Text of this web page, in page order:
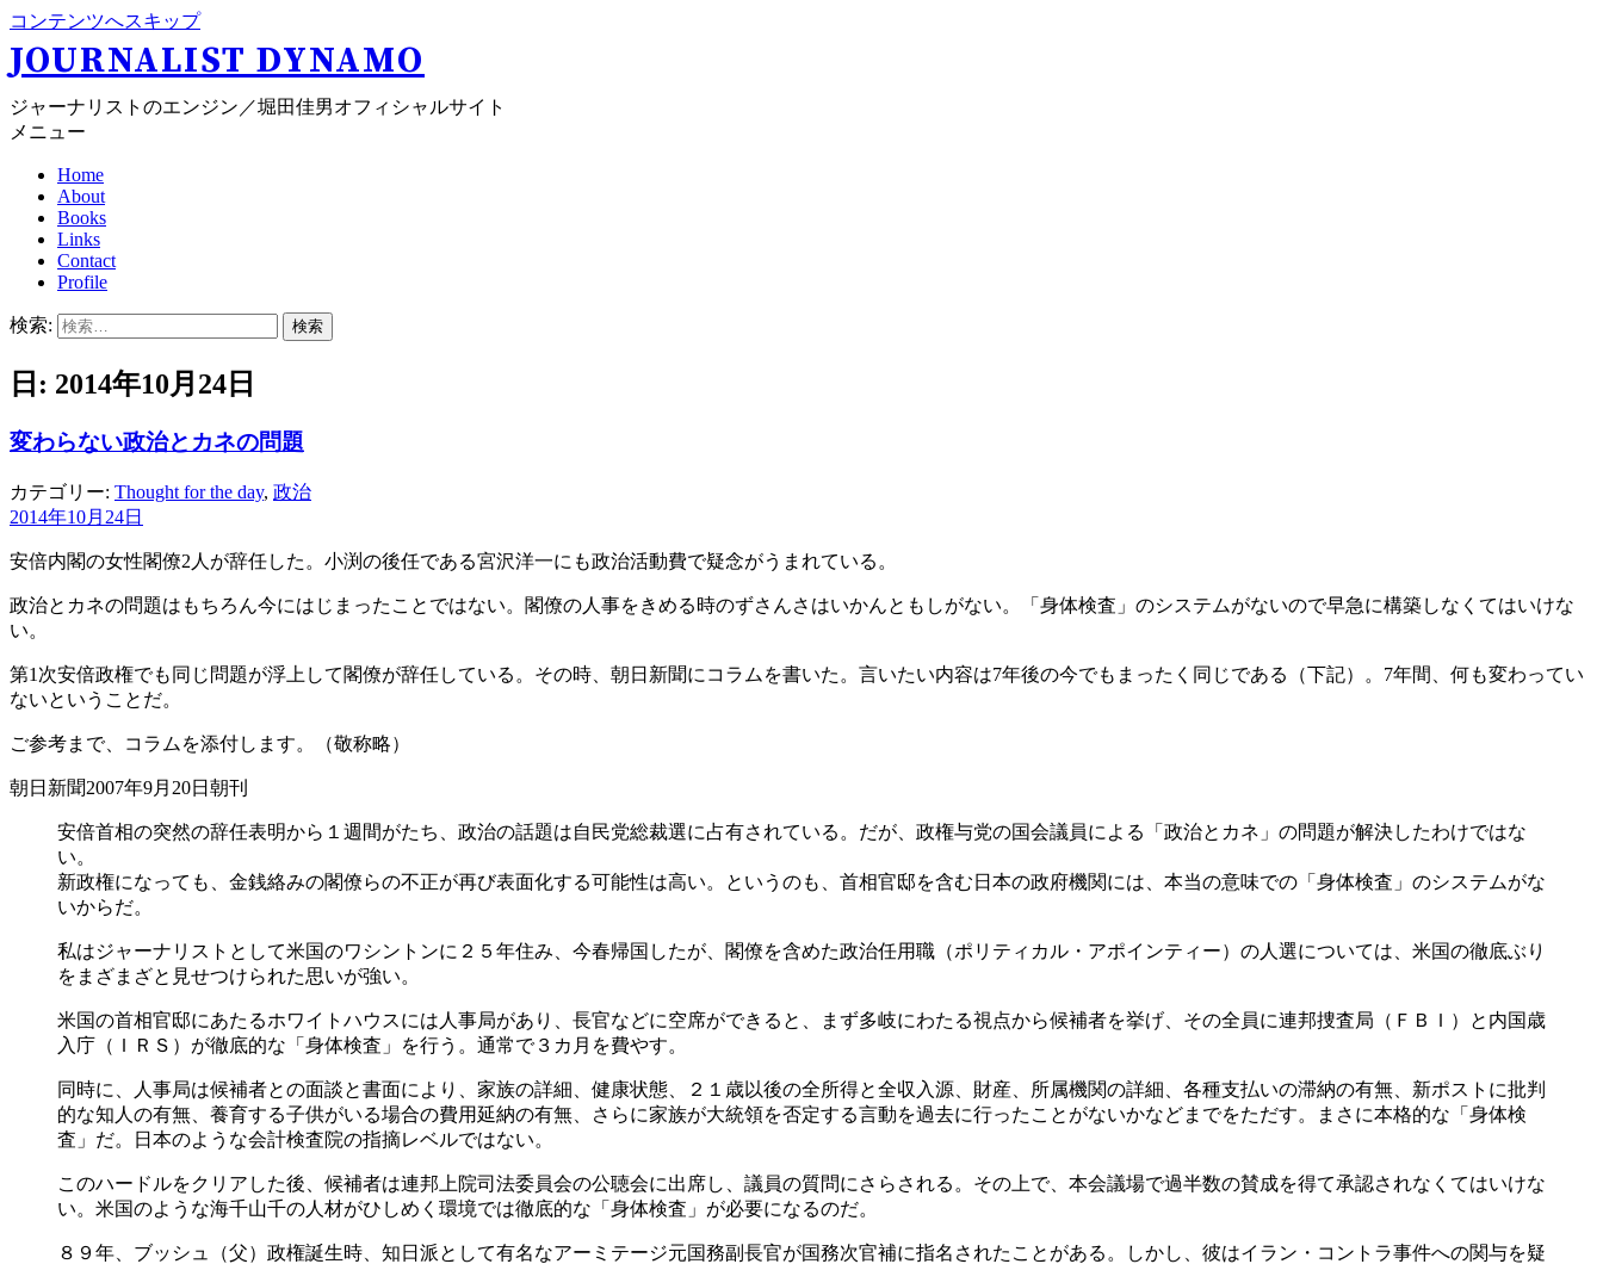
コンテンツへスキップ
JOURNALIST DYNAMO
ジャーナリストのエンジン／堀田佳男オフィシャルサイト
メニュー
Home
About
Books
Links
Contact
Profile
検索:
日: 2014年10月24日
変わらない政治とカネの問題
カテゴリー: Thought for the day, 政治
2014年10月24日
安倍内閣の女性閣僚2人が辞任した。小渕の後任である宮沢洋一にも政治活動費で疑念がうまれている。
政治とカネの問題はもちろん今にはじまったことではない。閣僚の人事をきめる時のずさんさはいかんともしがない。「身体検査」のシステムがないので早急に構築しなくてはいけな
い。
第1次安倍政権でも同じ問題が浮上して閣僚が辞任している。その時、朝日新聞にコラムを書いた。言いたい内容は7年後の今でもまったく同じである（下記）。7年間、何も変わってい
ないということだ。
ご参考まで、コラムを添付します。（敬称略）
朝日新聞2007年9月20日朝刊
安倍首相の突然の辞任表明から１週間がたち、政治の話題は自民党総裁選に占有されている。だが、政権与党の国会議員による「政治とカネ」の問題が解決したわけではな
い。
新政権になっても、金銭絡みの閣僚らの不正が再び表面化する可能性は高い。というのも、首相官邸を含む日本の政府機関には、本当の意味での「身体検査」のシステムがな
いからだ。
私はジャーナリストとして米国のワシントンに２５年住み、今春帰国したが、閣僚を含めた政治任用職（ポリティカル・アポインティー）の人選については、米国の徹底ぶり
をまざまざと見せつけられた思いが強い。
米国の首相官邸にあたるホワイトハウスには人事局があり、長官などに空席ができると、まず多岐にわたる視点から候補者を挙げ、その全員に連邦捜査局（ＦＢＩ）と内国歳
入庁（ＩＲＳ）が徹底的な「身体検査」を行う。通常で３カ月を費やす。
同時に、人事局は候補者との面談と書面により、家族の詳細、健康状態、２１歳以後の全所得と全収入源、財産、所属機関の詳細、各種支払いの滞納の有無、新ポストに批判
的な知人の有無、養育する子供がいる場合の費用延納の有無、さらに家族が大統領を否定する言動を過去に行ったことがないかなどまでをただす。まさに本格的な「身体検
査」だ。日本のような会計検査院の指摘レベルではない。
このハードルをクリアした後、候補者は連邦上院司法委員会の公聴会に出席し、議員の質問にさらされる。その上で、本会議場で過半数の賛成を得て承認されなくてはいけな
い。米国のような海千山千の人材がひしめく環境では徹底的な「身体検査」が必要になるのだ。
８９年、ブッシュ（父）政権誕生時、知日派として有名なアーミテージ元国務副長官が国務次官補に指名されたことがある。しかし、彼はイラン・コントラ事件への関与を疑